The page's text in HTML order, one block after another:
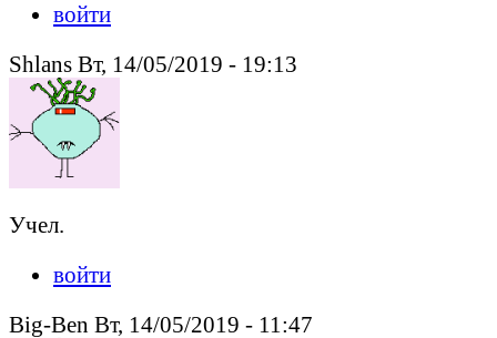
войти
Shlans Вт, 14/05/2019 - 19:13
Учел.
войти
Big-Ben Вт, 14/05/2019 - 11:47